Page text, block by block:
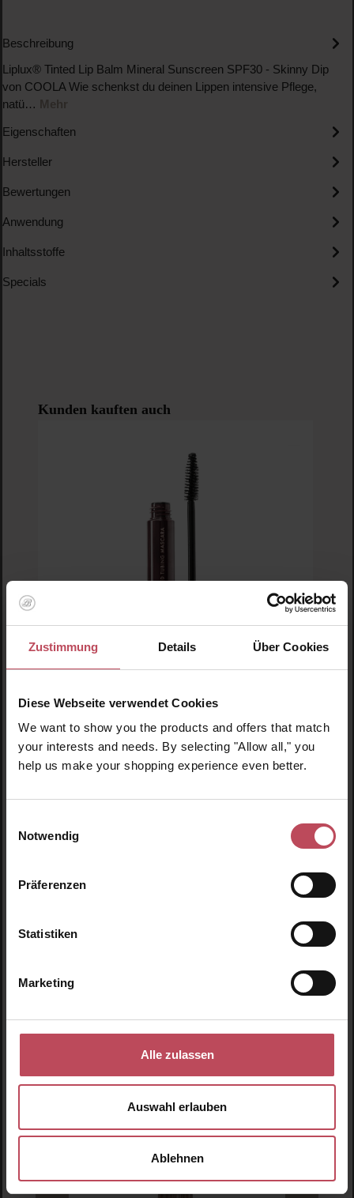
Zustimmung Details Über Cookies
Diese Webseite verwendet Cookies
We want to show you the products and offers that match
your interests and needs. By selecting "Allow all," you
help us make your shopping experience even better.
Notwendig
Präferenzen
Statistiken
Marketing
Alle zulassen
Auswahl erlauben
Ablehnen
Beschreibung
Liplux® Tinted Lip Balm Mineral Sunscreen SPF30 - Skinny Dip
von COOLA Wie schenkst du deinen Lippen intensive Pflege,
natü… Mehr
Eigenschaften
Hersteller
Bewertungen
Anwendung
Inhaltsstoffe
Specials
Produktgalerie überspringen
Kunden kauften auch
Blinc
Amplified Tubing Mascara Black
Produkt Anzahl: Gib den gewünschten Wert